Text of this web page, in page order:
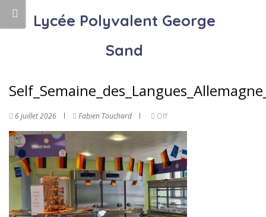
Lycée Polyvalent George
Sand
6 juillet 2026 Fabien Touchard Off